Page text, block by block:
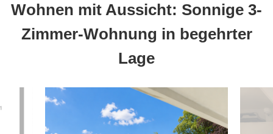
Wohnen mit Aussicht: Sonnige 3-
Zimmer-Wohnung in begehrter
Lage